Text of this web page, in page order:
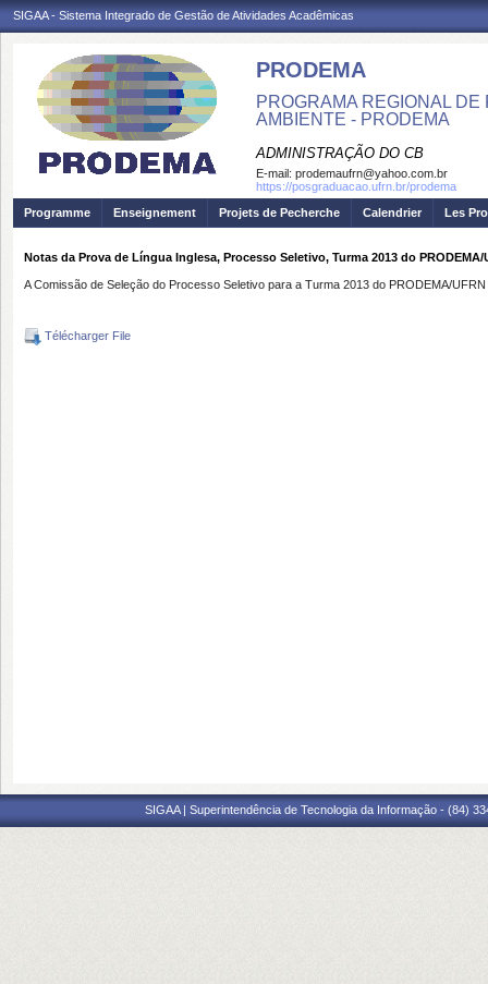
SIGAA - Sistema Integrado de Gestão de Atividades Acadêmicas
PRODEMA
PROGRAMA REGIONAL
AMBIENTE - PRODEMA
ADMINISTRAÇÃO DO CB
E-mail: prodemaufrn@yahoo.com.br
https://posgraduacao.ufrn.br/prodema
Programme
Enseignement Projets de Pecherche Calendrier Les
Notas da Prova de Língua Inglesa, Processo Seletivo, Turma 2013 do PRODEMA/
A Comissão de Seleção do Processo Seletivo para a Turma 2013 do PRODEMA/
Télécharger File
SIGAA | Superintendência de Tecnologia da Informação - (84)